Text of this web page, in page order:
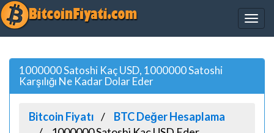
1000000 Satoshi Kaç USD, 1000000 Satoshi
Karşılığı Ne Kadar Dolar Eder
Bitcoin Fiyatı
BTC Değer Hesaplama